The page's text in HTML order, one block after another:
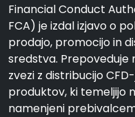
Financial Conduct
FCA) je izdal izjavo o
prodajo, promocijo in
sredstva. Prepoveduje
zvezi z distribucijo
produktov, ki temeljijo
namenjeni